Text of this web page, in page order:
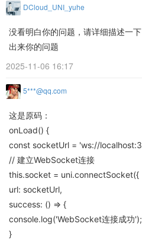
DCloud_UNI_yuhe
没看明白你的问题，请详细描述一
出来你的问题
2025-11-06 16:17
5***@qq.com
这是原码：
onLoad() {
const socketUrl = 'ws://
// 建立WebSocket连接
this.socket = uni.connectSocket({
url: socketUrl,
success: () => {
console.log('WebSocket连接成功');
}